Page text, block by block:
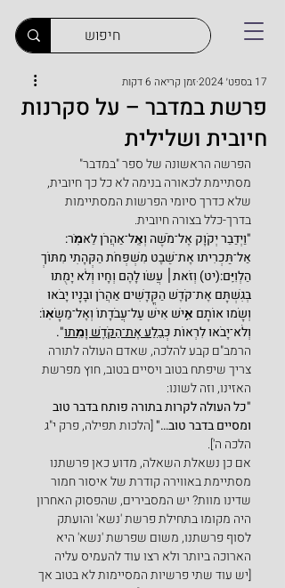
פרשת במדבר – על סקרנות
חיובית ושלילית
17 בספט׳ 2024 זמן קריאה 6 דקות
הפרשה הראשונה של ספר "במדבר"
מסתיימת לכאורה בנימה לא כל כך חיובית,
שלא כדרך סיומי הפרשות המסתיימות
בדרך-כלל בצורה חיובית.
"וַיְדַבֵּר יְקֹוָק אֶל־מֹשֶׁה וְאֶֽל־אַהֲרֹן לֵאמֹֽר:
אַל־תַּכְרִיתוּ אֶת־שֵׁבֶט מִשְׁפְּחֹת הַקְּהָתִי מִתּוֹךְ
הַלְוִיִּֽם:(יט) וְזֹאת׀ עֲשׂוּ לָהֶם וְחָיוּ וְלֹא יָמֻתוּ
בְּגִשְׁתָּם אֶת־קֹדֶשׁ הַקֳּדָשִׁים אַהֲרֹן וּבָנָיו יָבֹאוּ
וְשָׂמוּ אוֹתָם אִ֥ישׁ אִישׁ עַל־עֲבֹדָתוֹ וְאֶל־מַשָּׂאֽוֹ:
וְלֹא־יָבֹאוּ לִרְאוֹת כְּבַלַּע אֶת־הַקֹּדֶשׁ וָמֵֽתוּ".
הרמב"ם קבע להלכה, שאדם העולה לתורה
צריך שיפתח בטוב ויסיים בטוב, חוץ מפרשת
האזינו, וזה לשונו:
"כל העולה לקרות בתורה פותח בדבר טוב
ומסיים בדבר טוב…" [הלכות תפילה, פרק י"ג
הלכה ה'].
אם כן נשאלת השאלה, מדוע כאן פרשתנו
מסתיימת באווירה קודרת של איסור חמור
שדינו מוות? יש המסבירים, שהפסוק האחרון
היה מקומו בתחילת פרשת 'נשא' והועתק
לסוף פרשתנו, משום שפרשת 'נשא' היא
הארוכה ביותר ולא רצו עוד להעמיס עליה
[יש עוד שתי פרשיות המסיימות לא בטוב אך